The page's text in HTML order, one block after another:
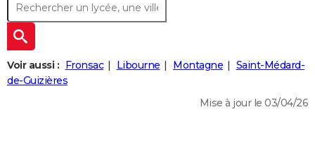
Forum
Aménagement intérieur
Extérieur
Cuisine
Salle de bains
Jardinage
Rangement
+WEEK-END
Guides de France
Escapades
Patrimoine
Expositions
Musées
Week-end nature
+
LIFESTYLE
Art de vivre
Bien-être
Loisirs
Mode
Modes de vie
+SANTE
Voir aussi : Fronsac Libourne Montagne
Saint-Médard-
de-Guizières
Mise à jour le 03/04/26